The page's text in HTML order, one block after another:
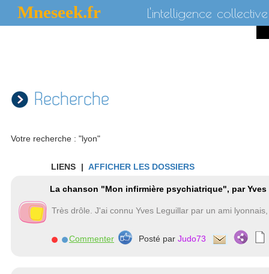
Mneseek.fr L'intelligence collective
Recherche
Votre recherche : "lyon"
LIENS | AFFICHER LES DOSSIERS
La chanson "Mon infirmière psychiatrique", par
Très drôle. J'ai connu Yves Leguillar par un ami
Commenter Posté par Judo73